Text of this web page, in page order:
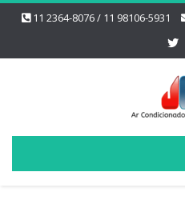
11 2364-8076 / 11 98106-5931